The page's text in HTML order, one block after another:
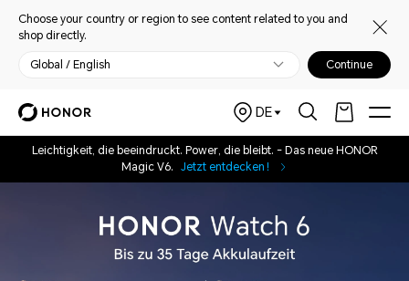
Choose your country or region to see content related to you and
shop directly.
Global / English Continue
DE
Leichtigkeit, die beeindruckt. Power, die bleibt. - Das neue HONOR
Magic V6.
Jetzt entdecken！